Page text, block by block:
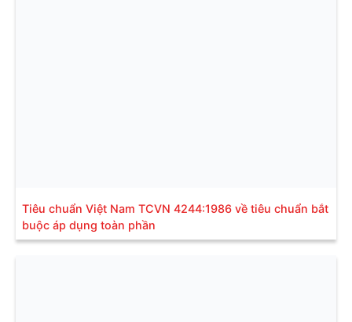
Tiêu chuẩn Việt Nam TCVN 4244:1986 về tiêu chuẩn bắt
buộc áp dụng toàn phần